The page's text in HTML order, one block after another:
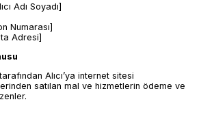
Adı Soyadı]
Numarası]
Adresi]
Alıcı’ya internet sitesi
satılan mal ve hizmetlerin ödeme ve